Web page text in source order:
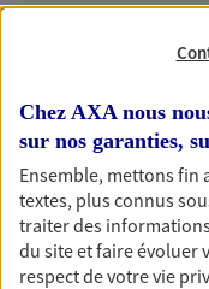
Nos
Comme vous, nous
Chez AXA nous
sur nos garanties,
Ensemble, mettons fin
textes, plus connus
traiter des
du site et faire évoluer
respect de votre vie